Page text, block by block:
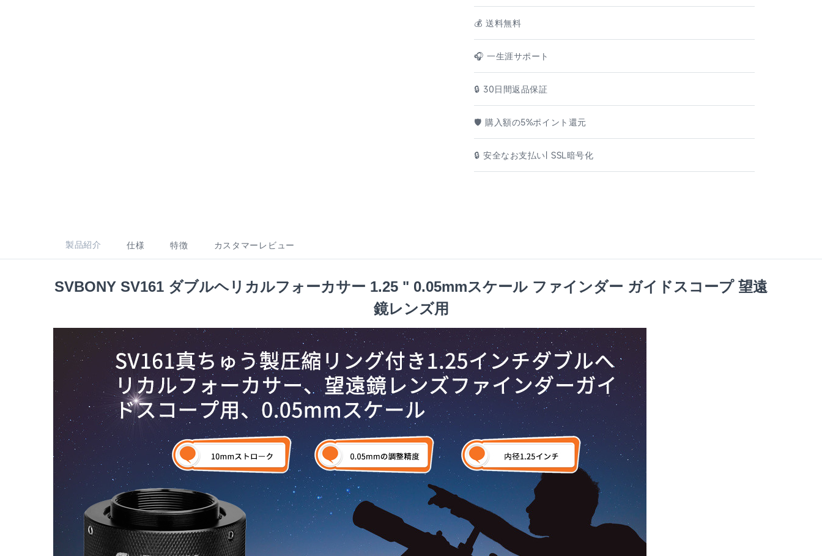
💰️ 送料無料
🎧 一生涯サポート
🔒 30日間返品保証
🛡️ 購入額の5%ポイント還元
🔒 安全なお支払い| SSL暗号化
製品紹介 仕様 特徴 カスタマーレビュー
SVBONY SV161 ダブルヘリカルフォーカサー 1.25 " 0.05mmスケール ファインダー ガイドスコープ 望遠
鏡レンズ用